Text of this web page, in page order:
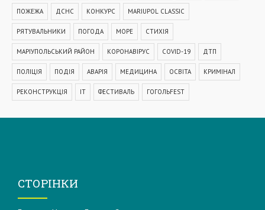
ПОЖЕЖА ДСНС КОНКУРС MARIUPOL CLASSIC
РЯТУВАЛЬНИКИ ПОГОДА МОРЕ СТИХІЯ
МАРІУПОЛЬСЬКИЙ РАЙОН КОРОНАВІРУС COVID-19 ДТП
ПОЛІЦІЯ ПОДІЯ АВАРІЯ МЕДИЦИНА ОСВІТА КРИМІНАЛ
РЕКОНСТРУКЦІЯ IT ФЕСТИВАЛЬ ГОГОЛЬFEST
СТОРІНКИ